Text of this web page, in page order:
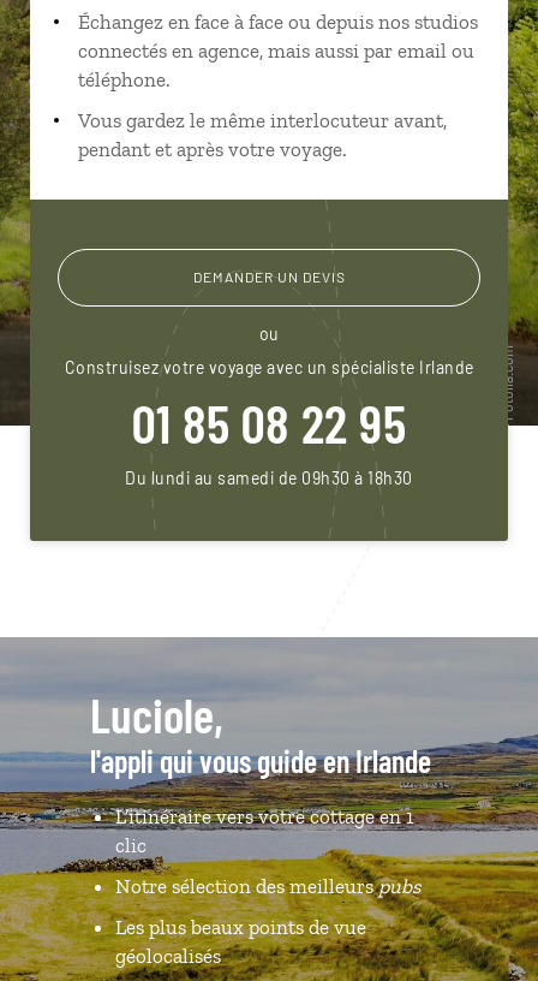
Échangez en face à face ou depuis nos studios
connectés en agence, mais aussi par email ou
téléphone.
Vous gardez le même interlocuteur avant,
pendant et après votre voyage.
DEMANDER UN DEVIS
ou
Construisez votre voyage avec un spécialiste Irlande
01 85 08 22 95
Du lundi au samedi de 09h30 à 18h30
Luciole,
l'appli qui vous guide en Irlande
L’itinéraire vers votre cottage en 1
clic
Notre sélection des meilleurspubs
Les plus beaux points de vue
géolocalisés